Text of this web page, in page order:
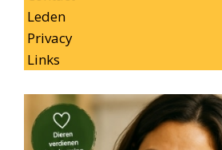
Leden
Privacy
Links